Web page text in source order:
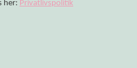
her: Privatlivspolitik